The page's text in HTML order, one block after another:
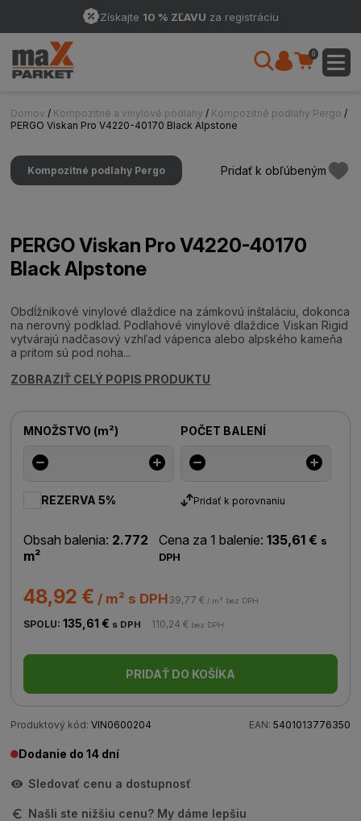
Získajte 10 % ZĽAVU za registráciu
0
Domov / Kompozitné a vinylové podlahy / Kompozitné podlahy Pergo /
PERGO Viskan Pro V4220-40170 Black Alpstone
Kompozitné podlahy Pergo Pridať k obľúbeným
PERGO Viskan Pro V4220-40170
Black Alpstone
Obdĺžnikové vinylové dlaždice na zámkovú inštaláciu, dokonca
na nerovný podklad. Podlahové vinylové dlaždice Viskan Rigid
vytvárajú nadčasový vzhľad vápenca alebo alpského kameňa
a pritom sú pod noha...
ZOBRAZIŤ CELÝ POPIS PRODUKTU
MNOŽSTVO (m²) POČET BALENÍ
REZERVA 5% Pridať k porovnaniu
Obsah balenia: 2.772
m²
Cena za 1 balenie: 135,61 € s
DPH
48,92 € / m² s DPH39,77 € / m² bez DPH
SPOLU:135,61 € s DPH 110,24 € bez DPH
PRIDAŤ DO KOŠÍKA
Produktový kód: VIN0600204 EAN: 5401013776350
Dodanie do 14 dní
Sledovať cenu a dostupnosť
Našli ste nižšiu cenu? My dáme lepšiu